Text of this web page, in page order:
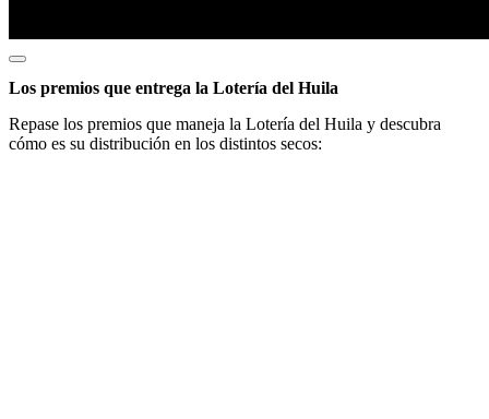
Los premios que entrega la Lotería del Huila
Repase los premios que maneja la Lotería del Huila y descubra
cómo es su distribución en los distintos secos: